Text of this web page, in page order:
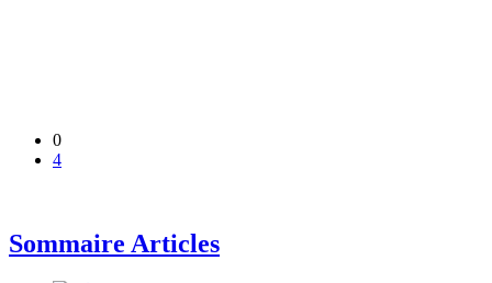
0
4
Sommaire Articles